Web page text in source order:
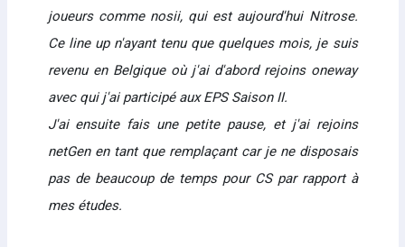
joueurs comme nosii, qui est aujourd'hui Nitrose.
Ce line up n'ayant tenu que quelques mois, je suis
revenu en Belgique où j'ai d'abord rejoins oneway
avec qui j'ai participé aux EPS Saison II.
J'ai ensuite fais une petite pause, et j'ai rejoins
netGen en tant que remplaçant car je ne disposais
pas de beaucoup de temps pour CS par rapport à
mes études.